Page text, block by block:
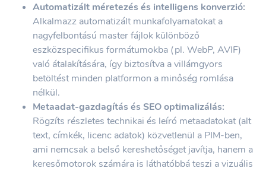
Automatizált méretezés és intelligens konverzió:
Alkalmazz automatizált munkafolyamatokat a
nagyfelbontású master fájlok különböző
eszközspecifikus formátumokba (pl. WebP, AVIF)
való átalakítására, így biztosítva a villámgyors
betöltést minden platformon a minőség romlása
nélkül.
Metaadat-gazdagítás és SEO optimalizálás:
Rögzíts részletes technikai és leíró metaadatokat (alt
text, címkék, licenc adatok) közvetlenül a PIM-ben,
ami nemcsak a belső kereshetőséget javítja, hanem a
keresőmotorok számára is láthatóbbá teszi a vizuális